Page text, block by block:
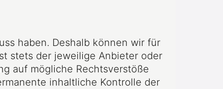
haben. Deshalb können wir für
stets der jeweilige Anbieter oder
auf mögliche Rechtsverstöße
inhaltliche Kontrolle der